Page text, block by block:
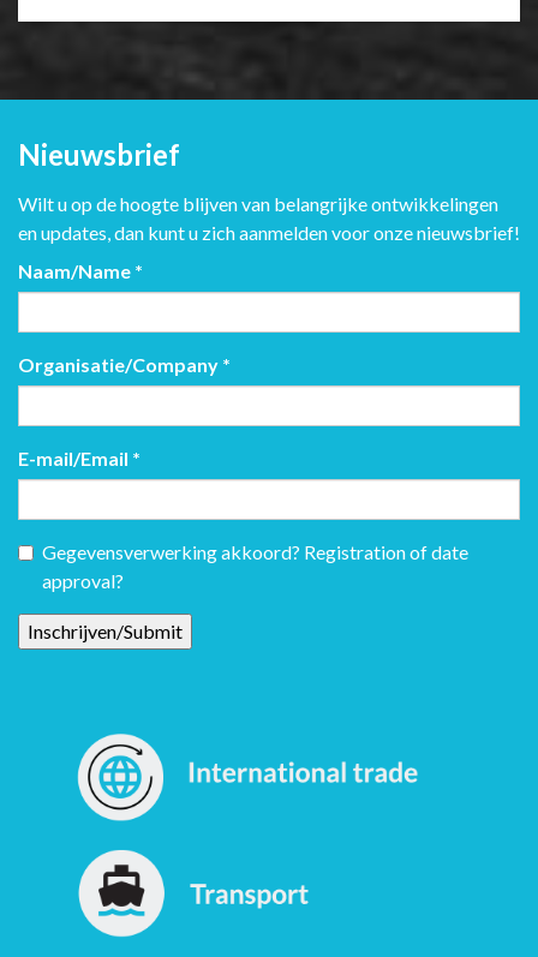
Nieuwsbrief
Wilt u op de hoogte blijven van belangrijke ontwikkelingen
en updates, dan kunt u zich aanmelden voor onze nieuwsbrief!
Naam/Name *
Organisatie/Company *
E-mail/Email *
Gegevensverwerking akkoord? Registration of date
approval?